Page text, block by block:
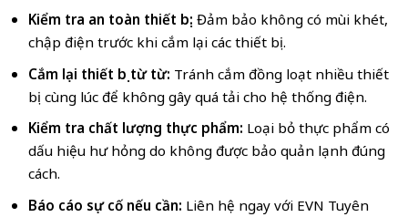
Kiểm tra an toàn thiết bị: Đảm bảo không có mùi khét,
chập điện trước khi cắm lại các thiết bị.
Cắm lại thiết bị từ từ: Tránh cắm đồng loạt nhiều thiết
bị cùng lúc để không gây quá tải cho hệ thống điện.
Kiểm tra chất lượng thực phẩm: Loại bỏ thực phẩm có
dấu hiệu hư hỏng do không được bảo quản lạnh đúng
cách.
Báo cáo sự cố nếu cần: Liên hệ ngay với EVN Tuyên